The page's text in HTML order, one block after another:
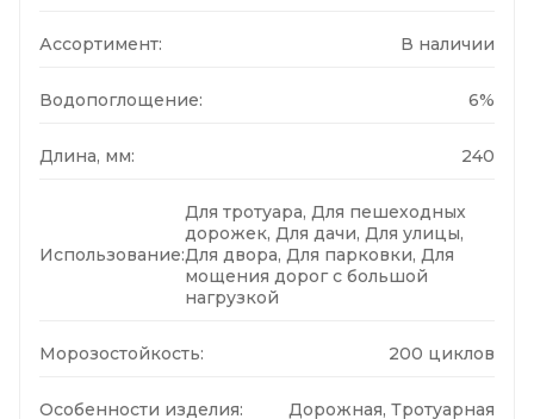
Ассортимент: В наличии
Водопоглощение: 6%
Длина, мм: 240
Использование:
Для тротуара, Для пешеходных
дорожек, Для дачи, Для улицы,
Для двора, Для парковки, Для
мощения дорог с большой
нагрузкой
Морозостойкость: 200 циклов
Особенности изделия: Дорожная, Тротуарная